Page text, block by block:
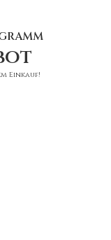
Einkauf!